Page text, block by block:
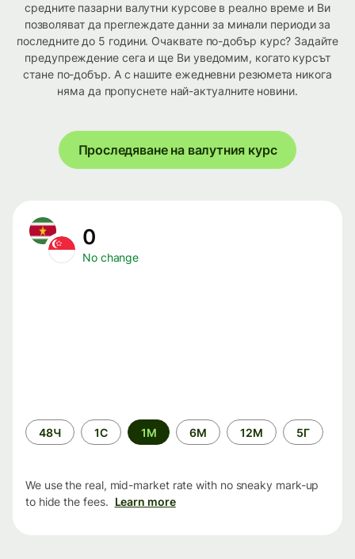
средните пазарни валутни курсове в реално време и Ви
позволяват да преглеждате данни за минали периоди за
последните до 5 години. Очаквате по-добър курс? Задайте
предупреждение сега и ще Ви уведомим, когато курсът
стане по-добър. А с нашите ежедневни резюмета никога
няма да пропуснете най-актуалните новини.
Проследяване на валутния курс
0
No change
Time
period
48Ч 1С 1М 6М 12М 5Г
We use the real, mid-market rate with no sneaky mark-up
to hide the fees. Learn more